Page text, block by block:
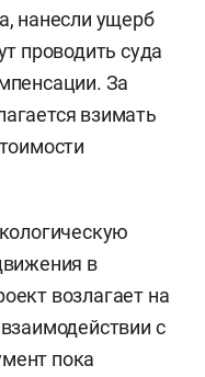
нанесли ущерб
проводить суда
За
взимать
в
возлагает на
с
пока